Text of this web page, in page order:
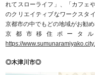
れてスローライフ」、「カフェ
のクリエイティブなワークスタ
京都市の中でもどの地域がお勧
京都市移住ポータ
https://
◎木津川市◎